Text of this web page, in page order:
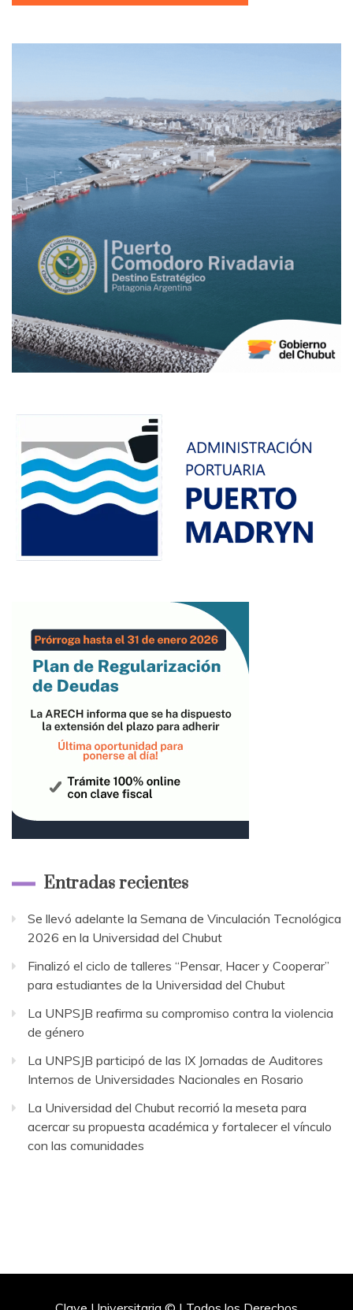
Entradas recientes
Se llevó adelante la Semana de Vinculación Tecnológica
2026 en la Universidad del Chubut
Finalizó el ciclo de talleres “Pensar, Hacer y Cooperar”
para estudiantes de la Universidad del Chubut
La UNPSJB reafirma su compromiso contra la violencia
de género
La UNPSJB participó de las IX Jornadas de Auditores
Internos de Universidades Nacionales en Rosario
La Universidad del Chubut recorrió la meseta para
acercar su propuesta académica y fortalecer el vínculo
con las comunidades